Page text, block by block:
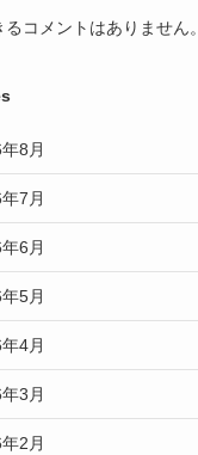
コメントはありません。
8月
7月
6月
5月
4月
3月
2月